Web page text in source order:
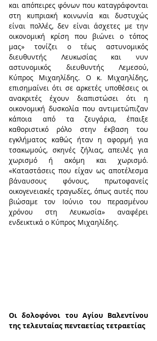
και απόπειρες φόνων που καταγράφονται
στη κυπριακή κοινωνία και δυστυχώς
είναι πολλές, δεν είναι άσχετες με την
οικονομική κρίση που βιώνει ο τόπος
μας» τονίζει ο τέως αστυνομικός
διευθυντής Λευκωσίας και νυν
αστυνομικός διευθυντής Λεμεσού,
Κύπρος Μιχαηλίδης. Ο κ. Μιχαηλίδης,
επισημαίνει ότι σε αρκετές υποθέσεις οι
ανακριτές έχουν διαπιστώσει ότι η
οικονομική δυσκολία που αντιμετώπιζαν
κάποια από τα ζευγάρια, έπαιξε
καθοριστικό ρόλο στην έκβαση του
εγκλήματος καθώς ήταν η αφορμή για
τσακωμούς, σκηνές ζήλιας, απειλές για
χωρισμό ή ακόμη και χωρισμό.
«Καταστάσεις που είχαν ως αποτέλεσμα
βάναυσους φόνους, πρωτοφανείς
οικογενειακές τραγωδίες, όπως αυτές που
βιώσαμε τον Ιούνιο του περασμένου
χρόνου στη Λευκωσία» αναφέρει
ενδεικτικά ο Κύπρος Μιχαηλίδης.
Οι δολοφόνοι του Αγίου Βαλεντίνου
της τελευταίας πενταετίας τετραετίας